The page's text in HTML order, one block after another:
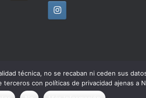
/ Azulejos Bejerano SiteOrigin
técnica, no se recaban ni ceden sus
con políticas de privacidad ajenas a